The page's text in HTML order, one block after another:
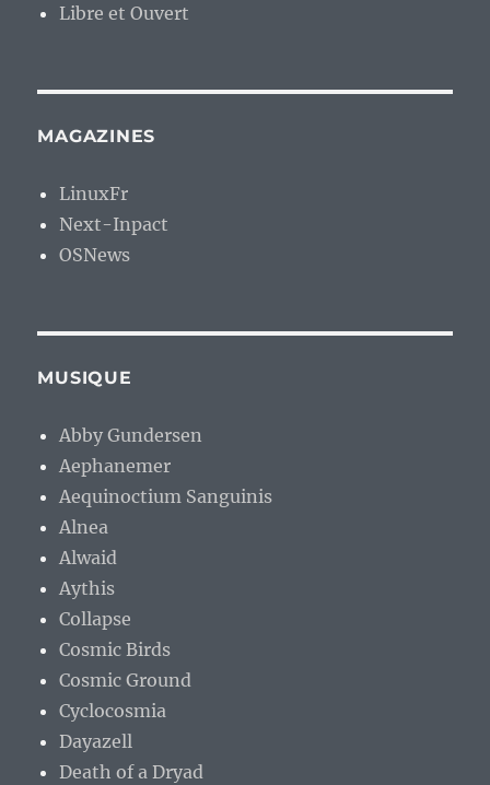
Libre et Ouvert
MAGAZINES
LinuxFr
Next-Inpact
OSNews
MUSIQUE
Abby Gundersen
Aephanemer
Aequinoctium Sanguinis
Alnea
Alwaid
Aythis
Collapse
Cosmic Birds
Cosmic Ground
Cyclocosmia
Dayazell
Death of a Dryad